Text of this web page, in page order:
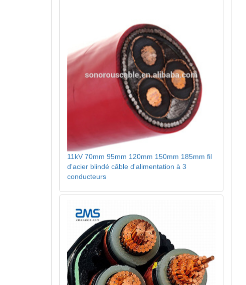
11kV 70mm 95mm 120mm 150mm 185mm fil
d'acier blindé câble d'alimentation à 3
conducteurs